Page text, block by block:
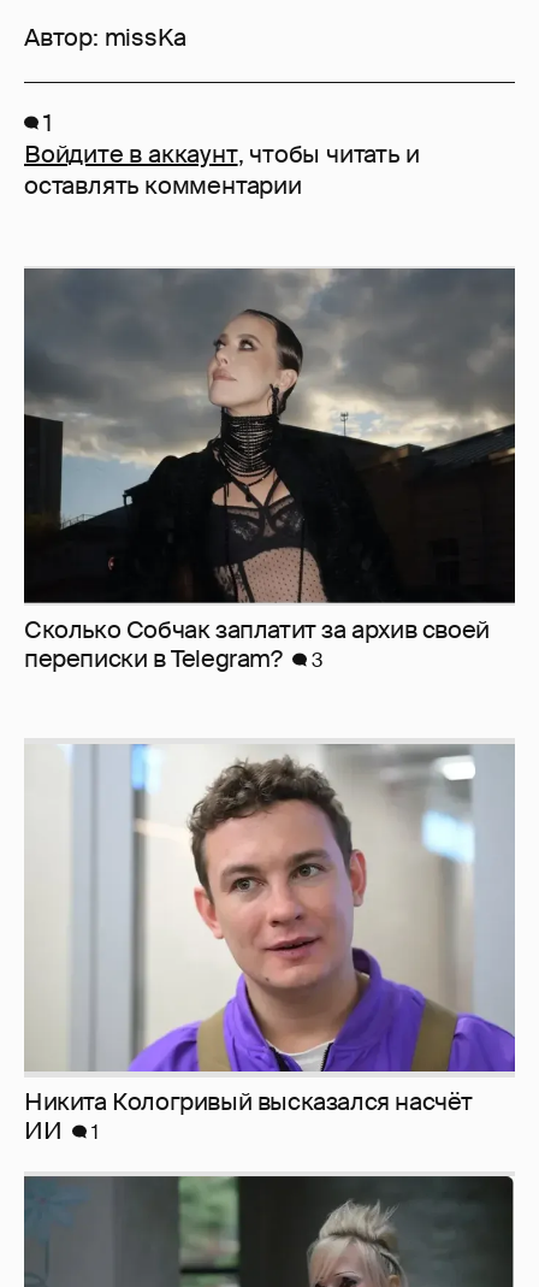
Автор: missKa
1
Войдите в аккаунт, чтобы читать и
оставлять комментарии
Сколько Собчак заплатит за архив своей
перeписки в Telegram?
3
Никита Кологривый высказался насчёт
ИИ
1